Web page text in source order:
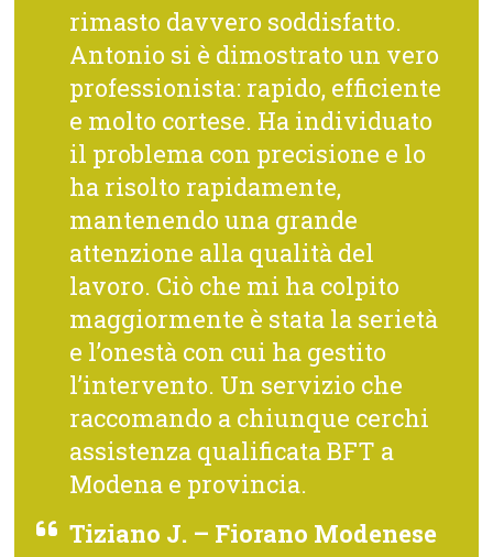
rimasto davvero soddisfatto.
Antonio si è dimostrato un vero
professionista: rapido, efficiente
e molto cortese. Ha individuato
il problema con precisione e lo
ha risolto rapidamente,
mantenendo una grande
attenzione alla qualità del
lavoro. Ciò che mi ha colpito
maggiormente è stata la serietà
e l’onestà con cui ha gestito
l’intervento. Un servizio che
raccomando a chiunque cerchi
assistenza qualificata BFT a
Modena e provincia.
Tiziano J. – Fiorano Modenese